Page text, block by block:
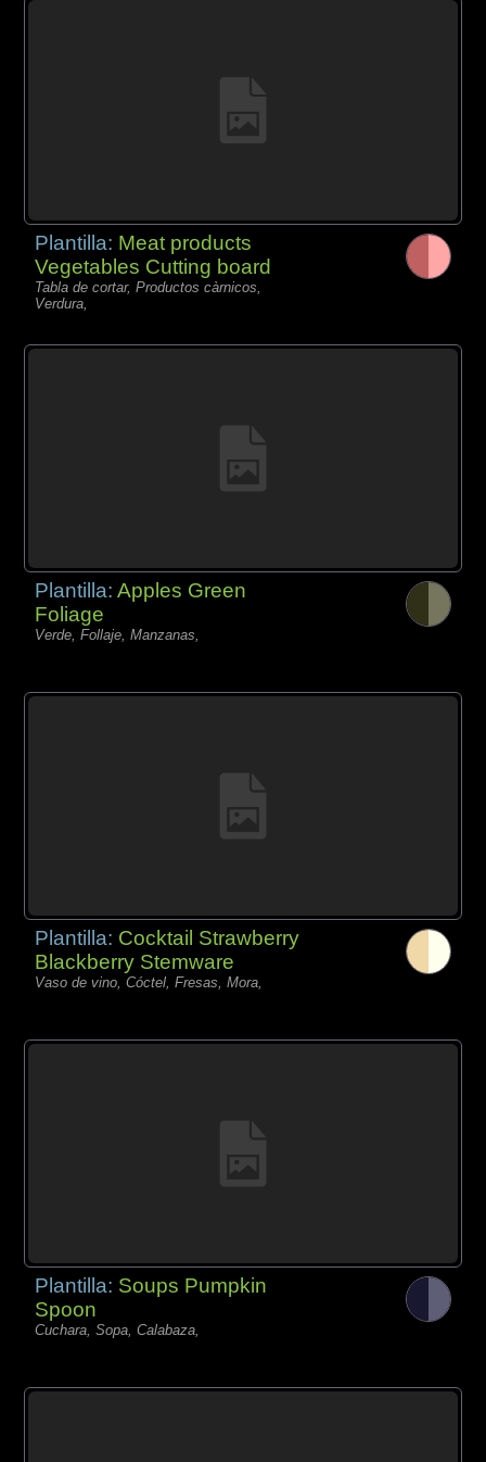
Plantilla: Meat products
Vegetables Cutting board
Tabla de cortar, Productos càrnicos,
Verdura,
Plantilla:Apples Green
Foliage
Verde, Follaje, Manzanas,
Plantilla: Cocktail Strawberry
Blackberry Stemware
Vaso de vino, Cóctel, Fresas, Mora,
Plantilla: Soups Pumpkin
Spoon
Cuchara, Sopa, Calabaza,